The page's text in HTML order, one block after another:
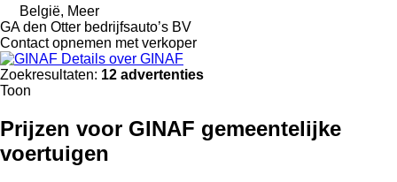
België, Meer
GA den Otter bedrijfsauto’s BV
Contact opnemen met verkoper
Details over GINAF
Zoekresultaten: 12 advertenties
Toon
Prijzen voor GINAF gemeentelijke
voertuigen